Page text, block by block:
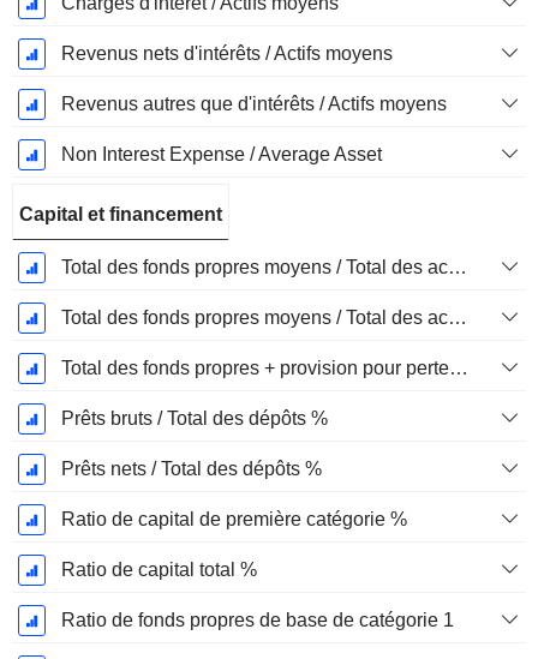
Revenus nets d'intérêts / Actifs moyens
Revenus autres que d'intérêts / Actifs moyens
Non Interest Expense / Average Asset
Capital et financement
Total des fonds propres moyens / Total des actifs moyens %
Total des fonds propres moyens / Total des actifs moyens %
Total des fonds propres + provision pour pertes sur prêts / total des prêts %.
Prêts bruts / Total des dépôts %
Prêts nets / Total des dépôts %
Ratio de capital de première catégorie %
Ratio de capital total %
Ratio de fonds propres de base de catégorie 1